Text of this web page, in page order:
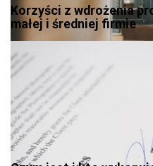
Korzyści z wdrożenia
małej i średniej firmie